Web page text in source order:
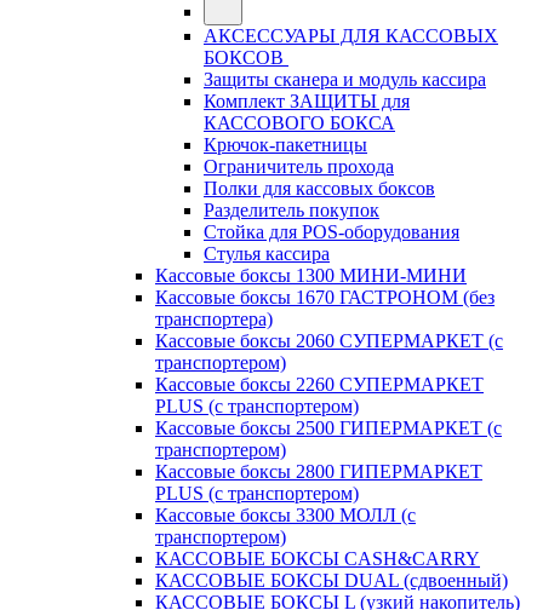
АКСЕССУАРЫ ДЛЯ КАССОВЫХ
БОКСОВ
Защиты сканера и модуль кассира
Комплект ЗАЩИТЫ для
КАССОВОГО БОКСА
Крючок-пакетницы
Ограничитель прохода
Полки для кассовых боксов
Разделитель покупок
Стойка для POS-оборудования
Стулья кассира
Кассовые боксы 1300 МИНИ-МИНИ
Кассовые боксы 1670 ГАСТРОНОМ (без
транспортера)
Кассовые боксы 2060 СУПЕРМАРКЕТ (с
транспортером)
Кассовые боксы 2260 СУПЕРМАРКЕТ
PLUS (с транспортером)
Кассовые боксы 2500 ГИПЕРМАРКЕТ (с
транспортером)
Кассовые боксы 2800 ГИПЕРМАРКЕТ
PLUS (с транспортером)
Кассовые боксы 3300 МОЛЛ (с
транспортером)
КАССОВЫЕ БОКСЫ CASH&CARRY
КАССОВЫЕ БОКСЫ DUAL (сдвоенный)
КАССОВЫЕ БОКСЫ L (узкий накопитель)